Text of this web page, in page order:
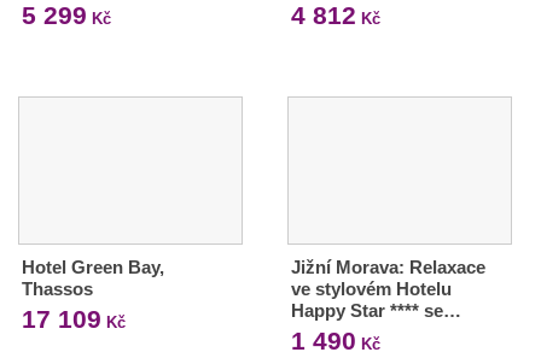
5 299 Kč 4 812 Kč
Hotel Green Bay,
Thassos
17 109 Kč
Jižní Morava: Relaxace
ve stylovém Hotelu
Happy Star **** se…
1 490 Kč